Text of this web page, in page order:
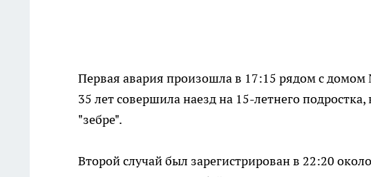
Первая авария произошла в 17:15 рядом с
35 лет совершила наезд на 15-летнего
"зебре".
Второй случай был зарегистрирован в 22:20